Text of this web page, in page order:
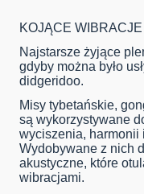
KOJĄCE WIBRACJE
Najstarsze żyjące
gdyby można było
didgeridoo.
Misy tybetańskie,
są wykorzystywane
wyciszenia, harmonii
Wydobywane z nich
akustyczne, które
wibracjami.